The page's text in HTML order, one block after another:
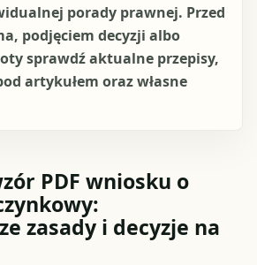
porady prawnej. Przed
podjęciem decyzji albo
sprawdź aktualne przepisy,
artykułem oraz własne
PDF wniosku o
zasady i decyzje na